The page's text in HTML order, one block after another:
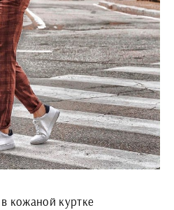
кожаной куртке